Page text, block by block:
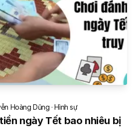
Hoàng Dũng ·Hình sự
ngày Tết bao nhiêu bị